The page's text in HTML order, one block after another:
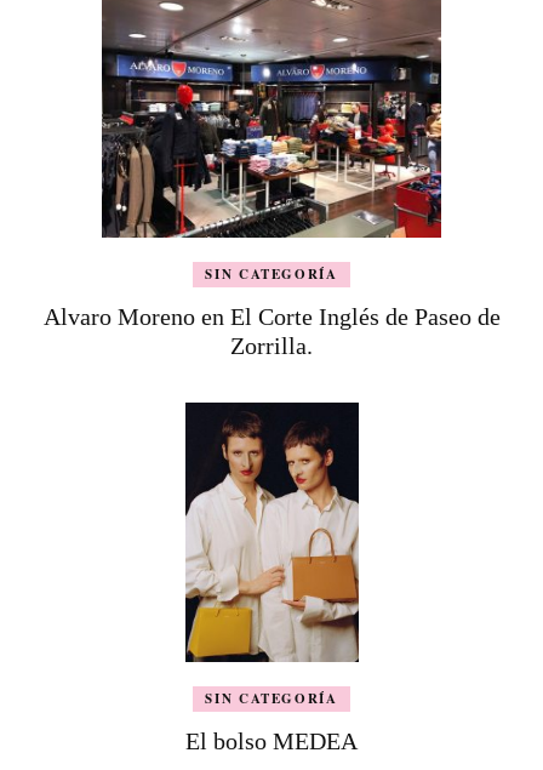
SIN CATEGORÍA
Alvaro Moreno en El Corte Inglés de Paseo de
Zorrilla.
SIN CATEGORÍA
El bolso MEDEA